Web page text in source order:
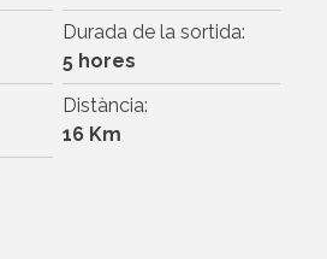
Durada de la sortida:
5 hores
Distància:
16 Km